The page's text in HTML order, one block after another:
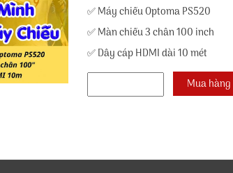
✅ Máy chiếu Optoma PS520
✅ Màn chiếu 3 chân 100 inch
✅ Dây cáp HDMI dài 10 mét